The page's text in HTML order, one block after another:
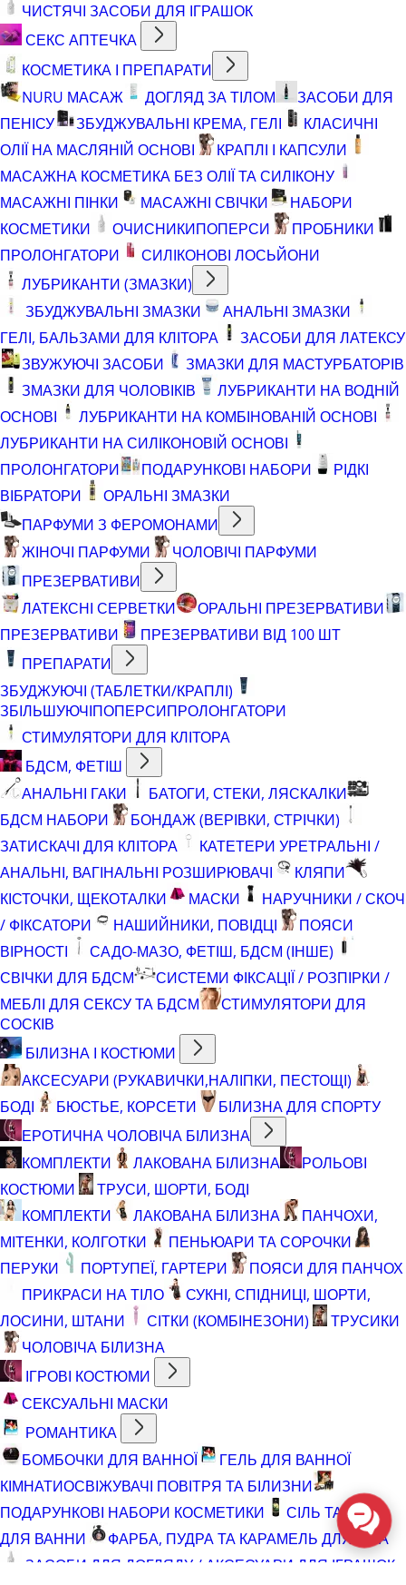
ЧИСТЯЧІ ЗАСОБИ ДЛЯ ІГРАШОК
СЕКС АПТЕЧКА
КОСМЕТИКА І ПРЕПАРАТИ
NURU МАСАЖ
ДОГЛЯД ЗА ТІЛОМ
ЗАСОБИ ДЛЯ
ПЕНІСУ
ЗБУДЖУВАЛЬНІ КРЕМА, ГЕЛІ
КЛАСИЧНІ
ОЛІЇ НА МАСЛЯНІЙ ОСНОВІ
КРАПЛІ І КАПСУЛИ
МАСАЖНА КОСМЕТИКА БЕЗ ОЛІЇ ТА СИЛІКОНУ
МАСАЖНІ ПІНКИ
МАСАЖНІ СВІЧКИ
НАБОРИ
КОСМЕТИКИ
ОЧИСНИКИПОПЕРСИ
ПРОБНИКИ
ПРОЛОНГАТОРИ
СИЛІКОНОВІ ЛОСЬЙОНИ
ЛУБРИКАНТИ (ЗМАЗКИ)
ЗБУДЖУВАЛЬНІ ЗМАЗКИ
АНАЛЬНІ ЗМАЗКИ
ГЕЛІ, БАЛЬЗАМИ ДЛЯ КЛІТОРА
ЗАСОБИ ДЛЯ ЛАТЕКСУ
ЗВУЖУЮЧІ ЗАСОБИ
ЗМАЗКИ ДЛЯ МАСТУРБАТОРІВ
ЗМАЗКИ ДЛЯ ЧОЛОВІКІВ
ЛУБРИКАНТИ НА ВОДНІЙ
ОСНОВІ
ЛУБРИКАНТИ НА КОМБІНОВАНІЙ ОСНОВІ
ЛУБРИКАНТИ НА СИЛІКОНОВІЙ ОСНОВІ
ПРОЛОНГАТОРИ
ПОДАРУНКОВІ НАБОРИ
РІДКІ
ВІБРАТОРИ
ОРАЛЬНІ ЗМАЗКИ
ПАРФУМИ З ФЕРОМОНАМИ
ЖІНОЧІ ПАРФУМИ
ЧОЛОВІЧІ ПАРФУМИ
ПРЕЗЕРВАТИВИ
ЛАТЕКСНІ СЕРВЕТКИ
ОРАЛЬНІ ПРЕЗЕРВАТИВИ
ПРЕЗЕРВАТИВИ
ПРЕЗЕРВАТИВИ ВІД 100 ШТ
ПРЕПАРАТИ
ЗБУДЖУЮЧІ (ТАБЛЕТКИ/КРАПЛІ)
ЗБІЛЬШУЮЧІПОПЕРСИПРОЛОНГАТОРИ
СТИМУЛЯТОРИ ДЛЯ КЛІТОРА
БДСМ, ФЕТІШ
АНАЛЬНІ ГАКИ
БАТОГИ, СТЕКИ, ЛЯСКАЛКИ
БДСМ НАБОРИ
БОНДАЖ (ВЕРІВКИ, СТРІЧКИ)
ЗАТИСКАЧІ ДЛЯ КЛІТОРА
КАТЕТЕРИ УРЕТРАЛЬНІ /
АНАЛЬНІ, ВАГІНАЛЬНІ РОЗШИРЮВАЧІ
КЛЯПИ
КІСТОЧКИ, ЩЕКОТАЛКИ
МАСКИ
НАРУЧНИКИ / СКОЧ
/ ФІКСАТОРИ
НАШИЙНИКИ, ПОВІДЦІ
ПОЯСИ
ВІРНОСТІ
САДО-МАЗО, ФЕТІШ, БДСМ (ІНШЕ)
СВІЧКИ ДЛЯ БДСМ
СИСТЕМИ ФІКСАЦІЇ / РОЗПІРКИ /
МЕБЛІ ДЛЯ СЕКСУ ТА БДСМ
СТИМУЛЯТОРИ ДЛЯ
СОСКІВ
БІЛИЗНА І КОСТЮМИ
АКСЕСУАРИ (РУКАВИЧКИ,НАЛІПКИ, ПЕСТОЩІ)
БОДІ
БЮСТЬЕ, КОРСЕТИ
БІЛИЗНА ДЛЯ СПОРТУ
ЕРОТИЧНА ЧОЛОВІЧА БІЛИЗНА
КОМПЛЕКТИ
ЛАКОВАНА БІЛИЗНА
РОЛЬОВІ
КОСТЮМИ
ТРУСИ, ШОРТИ, БОДІ
КОМПЛЕКТИ
ЛАКОВАНА БІЛИЗНА
ПАНЧОХИ,
МІТЕНКИ, КОЛГОТКИ
ПЕНЬЮАРИ ТА СОРОЧКИ
ПЕРУКИ
ПОРТУПЕЇ, ГАРТЕРИ
ПОЯСИ ДЛЯ ПАНЧОХ
ПРИКРАСИ НА ТІЛО
СУКНІ, СПІДНИЦІ, ШОРТИ,
ЛОСИНИ, ШТАНИ
СІТКИ (КОМБІНЕЗОНИ)
ТРУСИКИ
ЧОЛОВІЧА БІЛИЗНА
ІГРОВІ КОСТЮМИ
СЕКСУАЛЬНІ МАСКИ
РОМАНТИКА
БОМБОЧКИ ДЛЯ ВАННОЇ
ГЕЛЬ ДЛЯ ВАННОЇ
КІМНАТИОСВІЖУВАЧІ ПОВІТРЯ ТА БІЛИЗНИ
ПОДАРУНКОВІ НАБОРИ КОСМЕТИКИ
СІЛЬ ТА ПІНА
ДЛЯ ВАННИ
ФАРБА, ПУДРА ТА КАРАМЕЛЬ ДЛЯ ТІЛА
ЗАСОБИ ДЛЯ ДОГЛЯДУ / АКСЕСУАРИ ДЛЯ ІГРАШОК